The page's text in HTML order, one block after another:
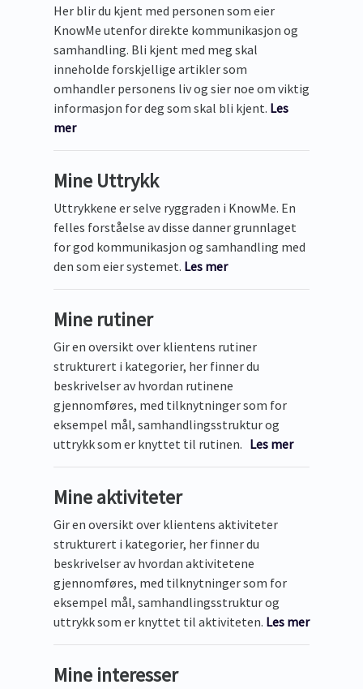
Her blir du kjent med personen som eier
KnowMe utenfor direkte kommunikasjon og
samhandling. Bli kjent med meg skal
inneholde forskjellige artikler som
omhandler personens liv og sier noe om viktig
informasjon for deg som skal bli kjent. Les
mer
Mine Uttrykk
Uttrykkene er selve ryggraden i KnowMe. En
felles forståelse av disse danner grunnlaget
for god kommunikasjon og samhandling med
den som eier systemet. Les mer
Mine rutiner
Gir en oversikt over klientens rutiner
strukturert i kategorier, her finner du
beskrivelser av hvordan rutinene
gjennomføres, med tilknytninger som for
eksempel mål, samhandlingsstruktur og
uttrykk som er knyttet til rutinen. Les mer
Mine aktiviteter
Gir en oversikt over klientens aktiviteter
strukturert i kategorier, her finner du
beskrivelser av hvordan aktivitetene
gjennomføres, med tilknytninger som for
eksempel mål, samhandlingsstruktur og
uttrykk som er knyttet til aktiviteten. Les mer
Mine interesser